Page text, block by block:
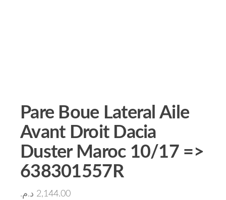
Pare Boue Lateral Aile
Avant Droit Dacia
Duster Maroc 10/17 =>
638301557R
2,144.00 د.م.